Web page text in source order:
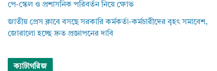
পে-স্কেল ও প্রশাসনিক পরিবর্তন নিয়ে ক্ষোভ
জাতীয় প্রেস ক্লাবে বসছে সরকারি কর্মকর্তা-কর্মচারীদের বৃহৎ সমাবেশ,
জোরালো হচ্ছে দ্রুত প্রজ্ঞাপনের দাবি
ক্যাটাগরিজ